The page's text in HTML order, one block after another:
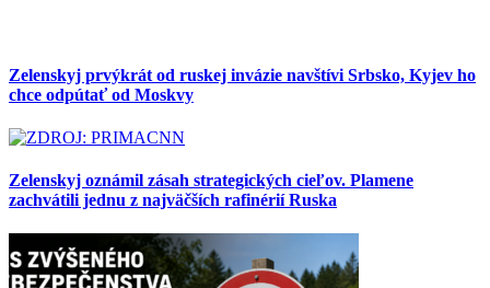
Zelenskyj prvýkrát od ruskej invázie navštívi Srbsko, Kyjev ho
chce odpútať od Moskvy
Zelenskyj oznámil zásah strategických cieľov. Plamene
zachvátili jednu z najväčších rafinérií Ruska